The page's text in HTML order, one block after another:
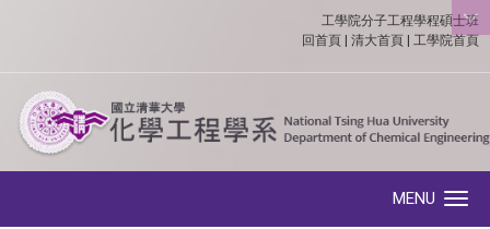
:::
工學院分子工程學程碩士班
回首頁
清大首頁 工學院首頁
MENU